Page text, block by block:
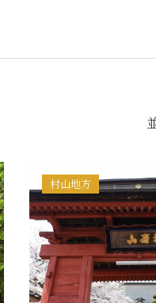
村山地方